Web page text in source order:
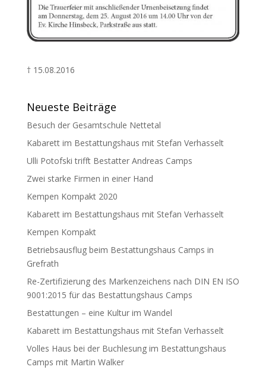
† 15.08.2016
Neueste Beiträge
Besuch der Gesamtschule Nettetal
Kabarett im Bestattungshaus mit Stefan Verhasselt
Ulli Potofski trifft Bestatter Andreas Camps
Zwei starke Firmen in einer Hand
Kempen Kompakt 2020
Kabarett im Bestattungshaus mit Stefan Verhasselt
Kempen Kompakt
Betriebsausflug beim Bestattungshaus Camps in
Grefrath
Re-Zertifizierung des Markenzeichens nach DIN EN ISO
9001:2015 für das Bestattungshaus Camps
Bestattungen – eine Kultur im Wandel
Kabarett im Bestattungshaus mit Stefan Verhasselt
Volles Haus bei der Buchlesung im Bestattungshaus
Camps mit Martin Walker